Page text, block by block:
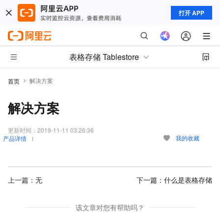
打开 APP
表格存储 Tablestore
首页 解决方案
解决方案
更新时间： 2019-11-11 03:26:36
产品详情
我的收藏
上一篇：无 下一篇： 什么是表格存储
该文章对您有帮助吗？